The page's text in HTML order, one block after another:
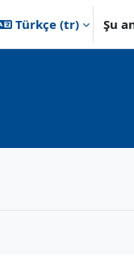
Türkçe ‎(tr)‎ Şu